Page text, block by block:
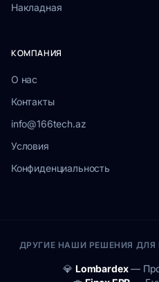
Накладная
КОМПАНИЯ
О нас
Контакты
info@166tech.az
Условия
Конфиденциальность
ДРУГИЕ НАШИ РЕШЕНИЯ
💎 Lombardex—